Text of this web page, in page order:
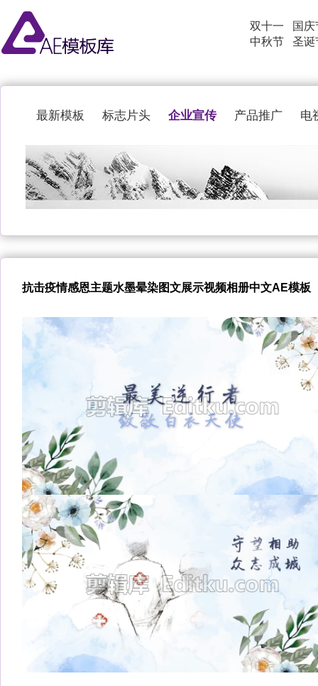
双十一
中秋节
国庆
圣诞
最新模板 标志片头 企业宣传 产品推广 电
抗击疫情感恩主题水墨晕染图文展示视频相册中文AE模板